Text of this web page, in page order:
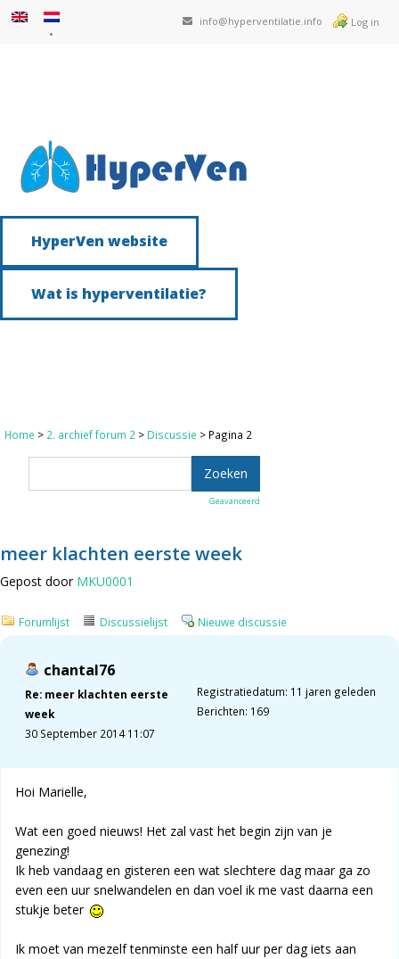
info@hyperventilatie.info Log in
HyperVen website
Wat is hyperventilatie?
Home > 2. archief forum 2 > Discussie > Pagina 2
Geavanceerd
meer klachten eerste week
Gepost door MKU0001
Forumlijst Discussielijst Nieuwe discussie
chantal76
Re: meer klachten eerste
week
30 September 2014 11:07
Registratiedatum: 11 jaren geleden
Berichten: 169
Hoi Marielle,
Wat een goed nieuws! Het zal vast het begin zijn van je
genezing!
Ik heb vandaag en gisteren een wat slechtere dag maar ga zo
even een uur snelwandelen en dan voel ik me vast daarna een
stukje beter
Ik moet van mezelf tenminste een half uur per dag iets aan